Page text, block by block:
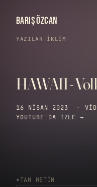
BARIŞ ÖZCAN
YAZILAR İKLIM
HAWAII -
16 NISAN 2023 ·
YOUTUBE'DA IZLE →
TAM METIN